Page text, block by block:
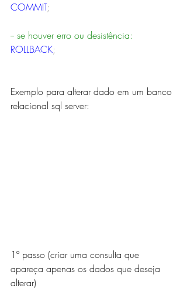
COMMIT;
-- se houver erro ou desistência:
ROLLBACK;
Exemplo para alterar dado em um banco
relacional sql server:
1º passo (criar uma consulta que
apareça apenas os dados que deseja
alterar)